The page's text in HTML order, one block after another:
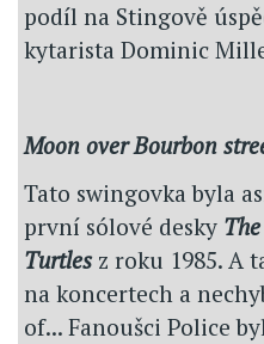
podíl na Stingově
kytarista Dominic
Moon over Bourbon
Tato swingovka byla
první sólové desky
Turtlesz roku 1985. A
na koncertech a
of... Fanoušci Police